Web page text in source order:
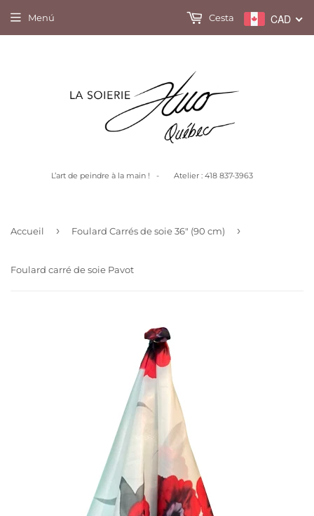
L’art de peindre à la main ! - Atelier : 418 837-3963
Menú CAD
Cesta
Accueil › Foulard Carrés de soie 36" (90 cm) ›
Foulard carré de soie Pavot